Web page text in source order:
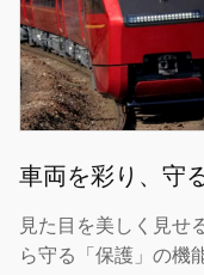
車両を彩り、守
見た目を美しく見せ
ら守る「保護」の機